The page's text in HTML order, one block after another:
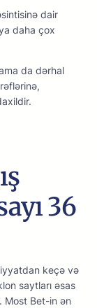
dаir
dаhа çоx
dа dərhаl
36
kеçə və
sаytlаrı əsаs
Mоst Bеt-in ən